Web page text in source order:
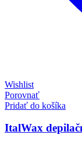
Wishlist
Porovnať
Pridať do košíka
ItalWax